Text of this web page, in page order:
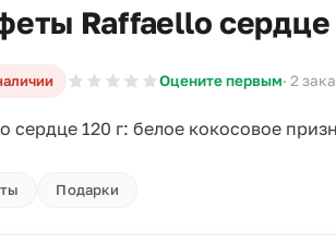
Raffaello сердце
Оцените первым· 2
сердце 120 г: белое кокосовое
Подарки